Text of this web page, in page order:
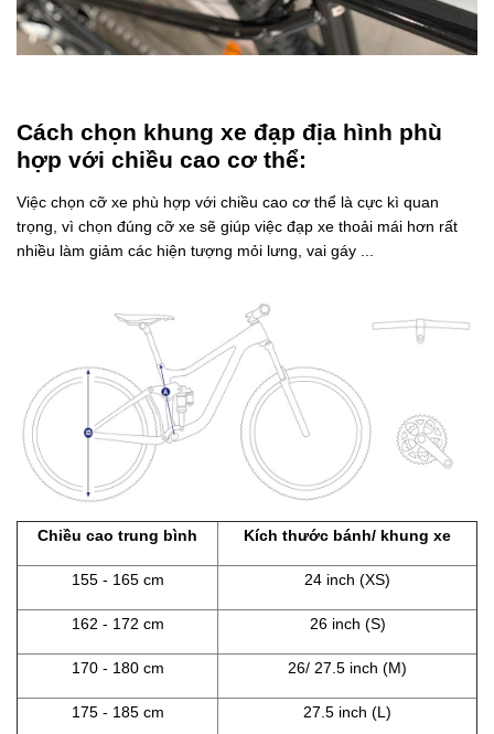
Cách chọn khung xe đạp địa hình phù
hợp với chiều cao cơ thể:
Việc chọn cỡ xe phù hợp với chiều cao cơ thể là cực kì quan
trọng, vì chọn đúng cỡ xe sẽ giúp việc đạp xe thoải mái hơn rất
nhiều làm giảm các hiện tượng mỏi lưng, vai gáy ...
Chiều cao trung bình Kích thước bánh/ khung xe
155 - 165 cm 24 inch (XS)
162 - 172 cm 26 inch (S)
170 - 180 cm 26/ 27.5 inch (M)
175 - 185 cm 27.5 inch (L)